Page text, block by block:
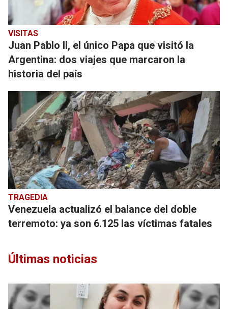
VISITAS
Juan Pablo II, el único Papa que visitó la
Argentina: dos viajes que marcaron la
historia del país
TRAGEDIA
Venezuela actualizó el balance del doble
terremoto: ya son 6.125 las víctimas fatales
Últimas noticias